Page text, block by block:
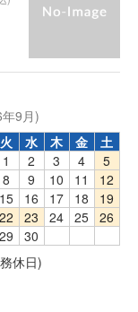
9月)
火 水 木 金
土
1
2 3 4
5
8 9 10 11
12
15 16 17 18
19
22 23 24 25
26
29
30
休日)